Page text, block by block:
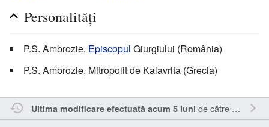
Personalități
P.S. Ambrozie, Episcopul Giurgiului (România)
P.S. Ambrozie, Mitropolit de Kalavrita (Grecia)
Ultima modificare efectuată acum 5 luni de către Inistea